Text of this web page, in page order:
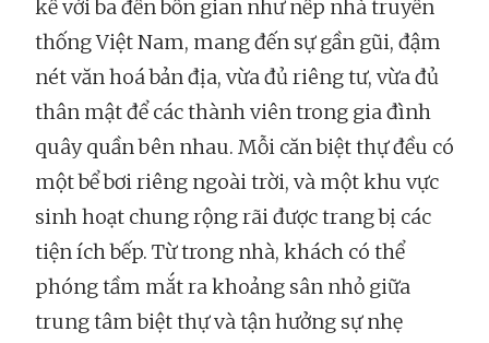
kế với ba đến bốn gian như nếp nhà truyền
thống Việt Nam, mang đến sự gần gũi, đậm
nét văn hoá bản địa, vừa đủ riêng tư, vừa đủ
thân mật để các thành viên trong gia đình
quây quần bên nhau. Mỗi căn biệt thự đều có
một bể bơi riêng ngoài trời, và một khu vực
sinh hoạt chung rộng rãi được trang bị các
tiện ích bếp. Từ trong nhà, khách có thể
phóng tầm mắt ra khoảng sân nhỏ giữa
trung tâm biệt thự và tận hưởng sự nhẹ